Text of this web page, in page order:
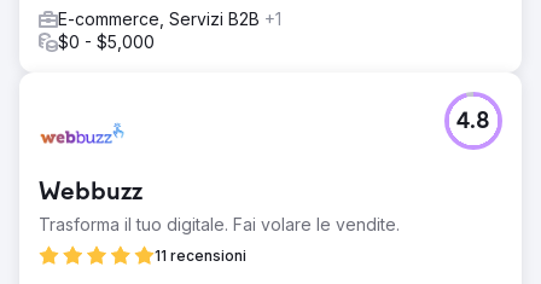
E-commerce, Servizi B2B +1
$0 - $5,000
Webbuzz
Trasforma il tuo digitale. Fai volare le vendite.
11 recensioni
4.8